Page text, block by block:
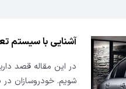
آشنایی با سیستم
در این مقاله قصد
شویم. خودروسازان در